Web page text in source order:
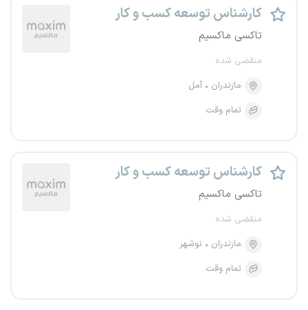
کارشناس توسعه کسب و کار
تاکسی ماکسیم
منقضی شده
مازندران
آمل
تمام وقت
کارشناس توسعه کسب و کار
تاکسی ماکسیم
منقضی شده
مازندران
نوشهر
تمام وقت